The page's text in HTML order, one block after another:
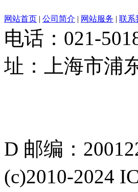
网站首页 | 公司简介 | 网站服务 | 联系
电话：021-
址：上海市浦
D 邮编：
(c)2010-2024